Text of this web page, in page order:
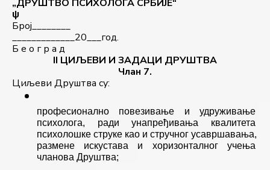
„ДРУШТВО ПСИХОЛОГА СРБИЈЕ“
ψ
Број________
_____________20___год.
Б е о г р а д
II ЦИЉЕВИ И ЗАДАЦИ ДРУШТВА
Члан 7.
Циљеви Друштва су:
професионално повезивање и удруживање
психолога, ради унапређивања квалитета
психолошке струке као и стручног усавршавања,
размене искустава и хоризонталног учења
чланова Друштва;